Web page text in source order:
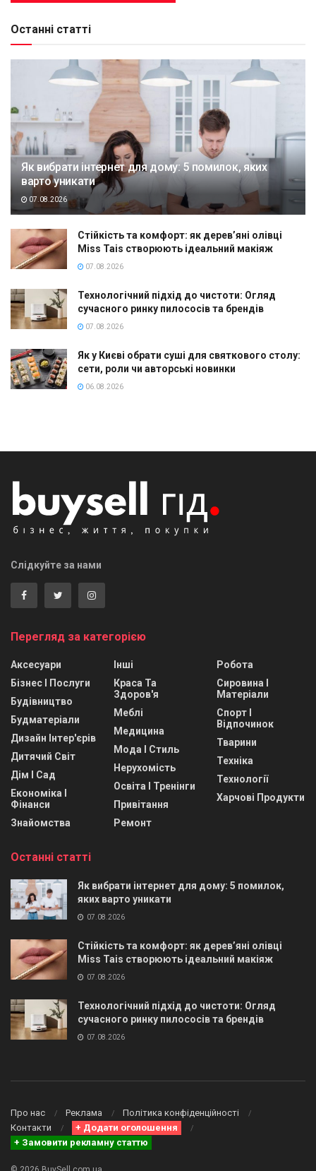
Останні статті
Як вибрати інтернет для дому: 5 помилок, яких
варто уникати
07.08.2026
Стійкість та комфорт: як дерев’яні олівці
Miss Tais створюють ідеальний макіяж
07.08.2026
Технологічний підхід до чистоти: Огляд
сучасного ринку пилососів та брендів
07.08.2026
Як у Києві обрати суші для святкового столу:
сети, роли чи авторські новинки
06.08.2026
Слідкуйте за нами
Перегляд за категорією
Аксесуари
Бізнес І Послуги
Будівництво
Будматеріали
Дизайн Інтер'єрів
Дитячий Світ
Дім І Сад
Економіка І
Фінанси
Знайомства
Інші
Краса Та
Здоров'я
Меблі
Медицина
Мода І Стиль
Нерухомість
Освіта І Тренінги
Привітання
Ремонт
Робота
Сировина І
Матеріали
Спорт І
Відпочинок
Тварини
Техніка
Технології
Харчові Продукти
Останні статті
Як вибрати інтернет для дому: 5 помилок,
яких варто уникати
07.08.2026
Стійкість та комфорт: як дерев’яні олівці
Miss Tais створюють ідеальний макіяж
07.08.2026
Технологічний підхід до чистоти: Огляд
сучасного ринку пилососів та брендів
07.08.2026
Про нас Реклама
Політика конфіденційності
Контакти
+ Додати оголошення
+ Замовити рекламну статтю